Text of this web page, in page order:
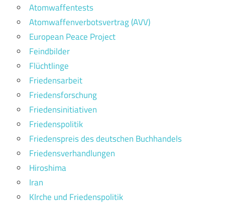
Atomwaffentests
Atomwaffenverbotsvertrag (AVV)
European Peace Project
Feindbilder
Flüchtlinge
Friedensarbeit
Friedensforschung
Friedensinitiativen
Friedenspolitik
Friedenspreis des deutschen Buchhandels
Friedensverhandlungen
Hiroshima
Iran
KIrche und Friedenspolitik